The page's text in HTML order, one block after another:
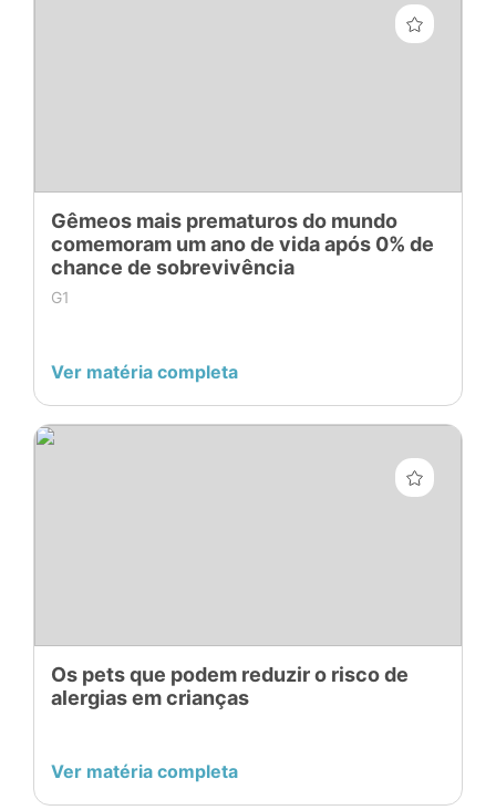
Gêmeos mais prematuros do mundo
comemoram um ano de vida após 0% de
chance de sobrevivência
G1
Ver matéria completa
Os pets que podem reduzir o risco de
alergias em crianças
Ver matéria completa